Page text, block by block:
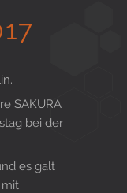
SAKURA
bei der
es galt
mit